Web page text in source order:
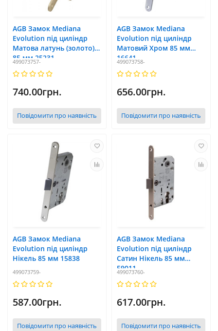
AGB Замок Mediana
Evolution під циліндр
Матова латунь (золото)
85 мм 25231
499073757-
740.00грн.
Повідомити про наявність
AGB Замок Mediana
Evolution під циліндр
Матовий Хром 85 мм
16641
499073758-
656.00грн.
Повідомити про наявність
AGB Замок Mediana
Evolution під циліндр
Нікель 85 мм 15838
499073759-
587.00грн.
Повідомити про наявність
AGB Замок Mediana
Evolution під циліндр
Сатин Нікель 85 мм
59011
499073760-
617.00грн.
Повідомити про наявність